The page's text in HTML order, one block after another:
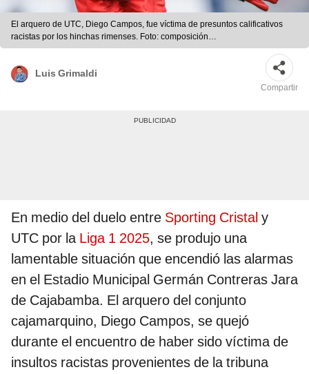
El arquero de UTC, Diego Campos, fue víctima de presuntos calificativos
racistas por los hinchas rimenses. Foto: composición
LR/Transfermarkt/Líbero
Luis Grimaldi
Compartir
En medio del duelo entre Sporting Cristal y
UTC por la Liga 1 2025, se produjo una
lamentable situación que encendió las alarmas
en el Estadio Municipal Germán Contreras Jara
de Cajabamba. El arquero del conjunto
cajamarquino, Diego Campos, se quejó
durante el encuentro de haber sido víctima de
insultos racistas provenientes de la tribuna